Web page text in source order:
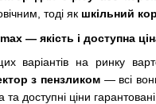
тоді як шкільний
— якість і доступна
варіантів на ринку
з пензликом— всі
доступні ціни гарантовані.